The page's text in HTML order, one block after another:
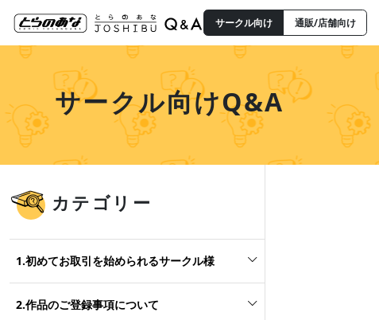
サークル向け 通販/店舗向け
サークル向けQ&A
カテゴリー
1.初めてお取引を始められるサークル様
2.作品のご登録事項について